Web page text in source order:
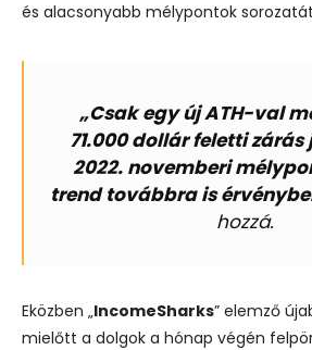
és alacsonyabb mélypontok
„Csak egy új ATH-val
71.000 dollár feletti zárás
2022. novemberi
trend továbbra is
hozzá.
Eközben „IncomeSharks” elemző
mielőtt a dolgok a hónap végén